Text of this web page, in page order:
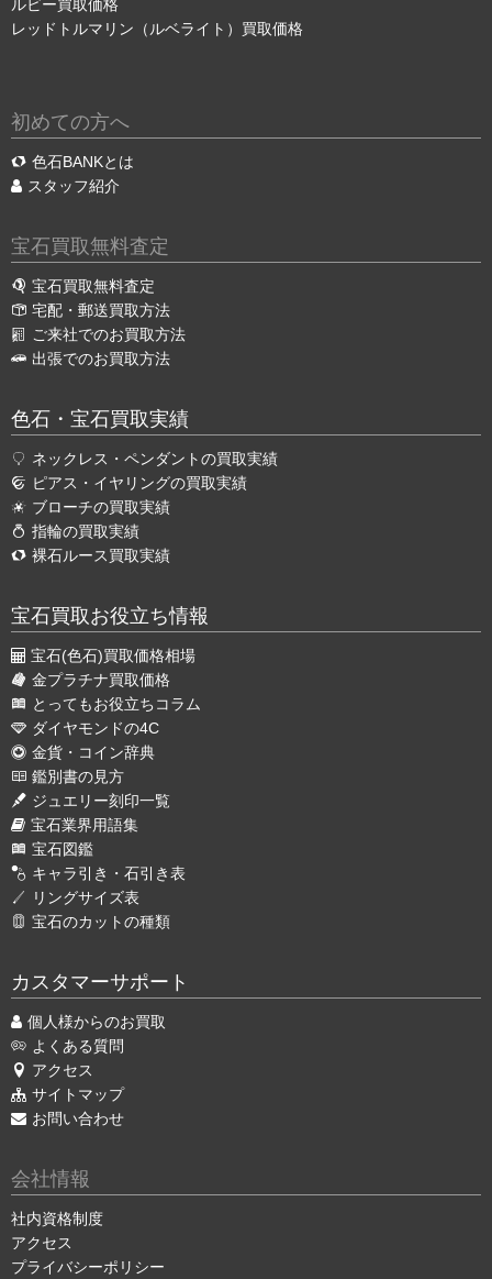
ルビー買取価格
レッドトルマリン（ルベライト）買取価格
初めての方へ
色石BANKとは
スタッフ紹介
宝石買取無料査定
宝石買取無料査定
宅配・郵送買取方法
ご来社でのお買取方法
出張でのお買取方法
色石・宝石買取実績
ネックレス・ペンダントの買取実績
ピアス・イヤリングの買取実績
ブローチの買取実績
指輪の買取実績
裸石ルース買取実績
宝石買取お役立ち情報
宝石(色石)買取価格相場
金プラチナ買取価格
とってもお役立ちコラム
ダイヤモンドの4C
金貨・コイン辞典
鑑別書の見方
ジュエリー刻印一覧
宝石業界用語集
宝石図鑑
キャラ引き・石引き表
リングサイズ表
宝石のカットの種類
カスタマーサポート
個人様からのお買取
よくある質問
アクセス
サイトマップ
お問い合わせ
会社情報
社内資格制度
アクセス
プライバシーポリシー